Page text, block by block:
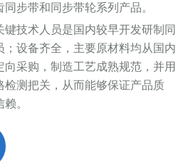
步带和同步带轮系列产品。
技术人员是国内较早开发研制同
；设备齐全，主要原材料均从国内
采购，制造工艺成熟规范，并用
检测把关，从而能够保证产品质
。